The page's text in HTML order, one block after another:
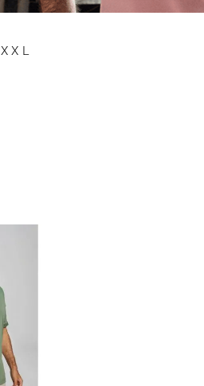
XXL